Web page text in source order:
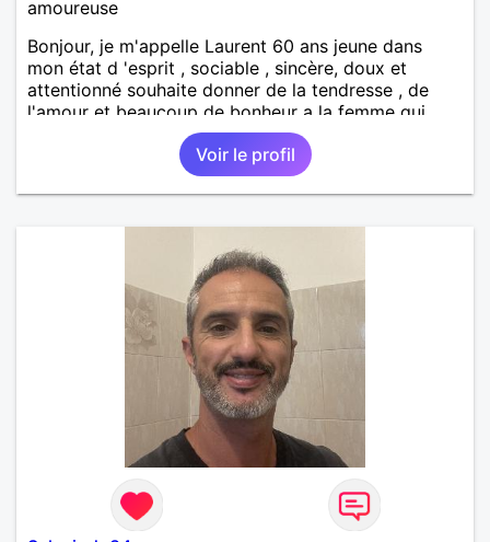
amoureuse
Bonjour, je m'appelle Laurent 60 ans jeune dans
mon état d 'esprit , sociable , sincère, doux et
attentionné souhaite donner de la tendresse , de
l'amour et beaucoup de bonheur a la femme qui
souhaitera partager ma vie . Bientôt en retraite a la
fin de l 'année et libre de toute contrainte. Digne de
confiance à la femme qui voudras m 'en accorder
en toute sincérité. Pour le reste venez me découvrir
Voir le profil